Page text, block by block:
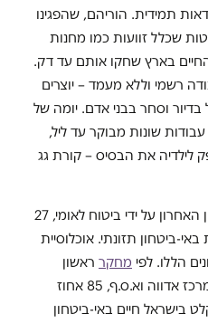
תמידית. הוריהם, שהפגינו
שכלל זוועות כמו מחנות
החיים בארץ שחקו אותם עד דק.
רשמי וללא מעמד – יוצרים
וסחר בבני אדם. יומה של
עבודות שונות מבוקר עד ליל,
לילדיה את הבסיס – קורת גג
ביום ראשון האחרון על ידי ביטוח לאומי, 27
ביטחון תזונתי. אוכלוסיית
הללו. לפי מחקר ראשון
מסוגו, שנערך לאחרונה על ידי מרכז אדווה וא.ס.ף, 85 אחוז
בישראל חיים באי-ביטחון